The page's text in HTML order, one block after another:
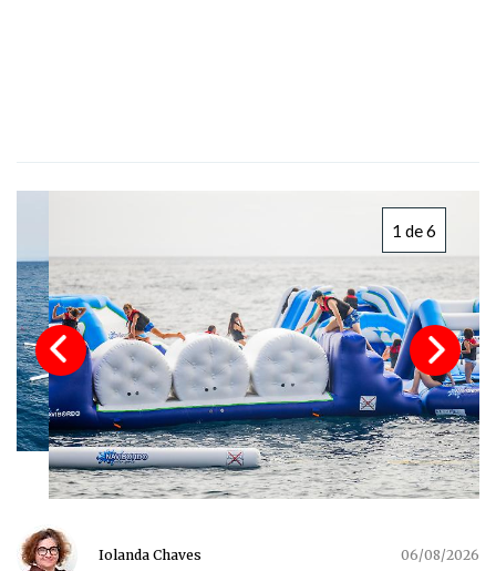
1 de 6
Iolanda Chaves 06/08/2026